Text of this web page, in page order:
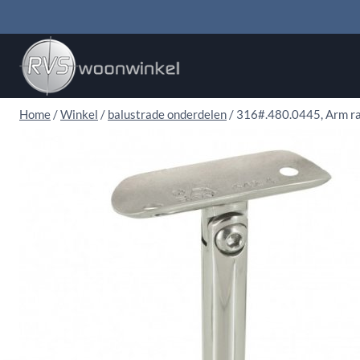
naar
inhoud
Home /Winkel / balustrade onderdelen / 316#.480.0445, Arm